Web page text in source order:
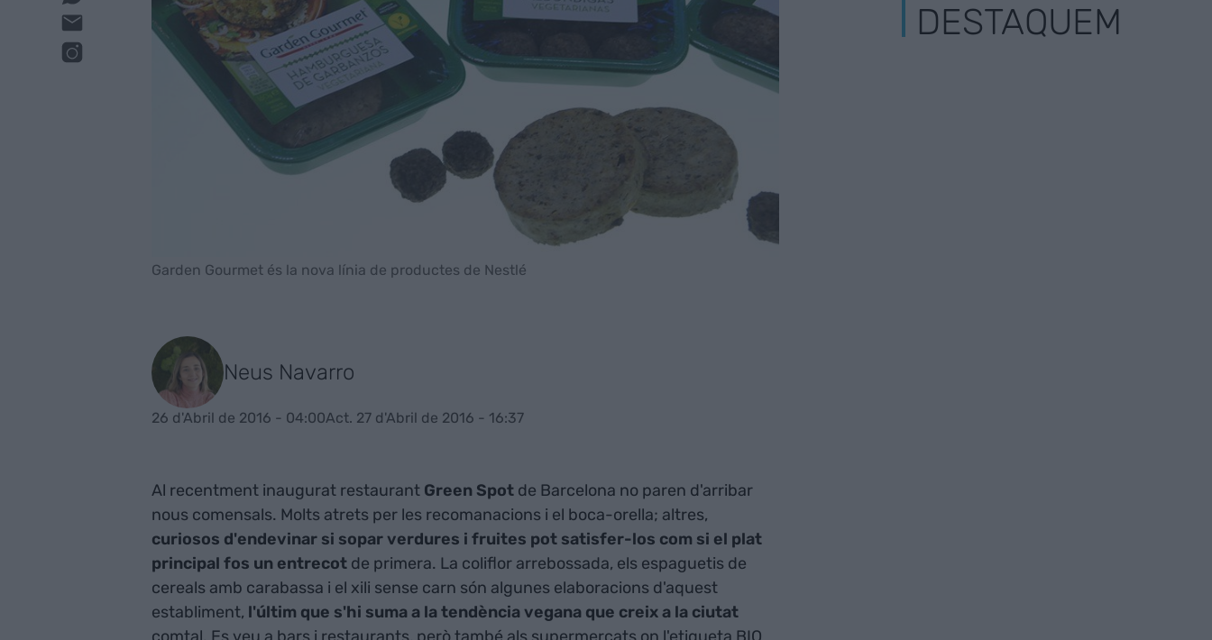
Garden Gourmet és la nova línia de productes de Nestlé
Neus Navarro
26 d'Abril de 2016 - 04:00Act. 27 d'Abril de 2016 - 16:37
Al recentment inaugurat restaurant Green Spotde Barcelona no paren d'arribar
nous comensals. Molts atrets per les recomanacions i el boca-orella; altres,
curiosos d'endevinar si sopar verdures i fruites pot satisfer-los com si el plat
principal fos un entrecotde primera. La coliflor arrebossada, els espaguetis de
cereals amb carabassa i el xili sense carn són algunes elaboracions d'aquest
establiment, l'últim que s'hi suma a la tendència vegana que creix a la ciutat
DESTAQUEM